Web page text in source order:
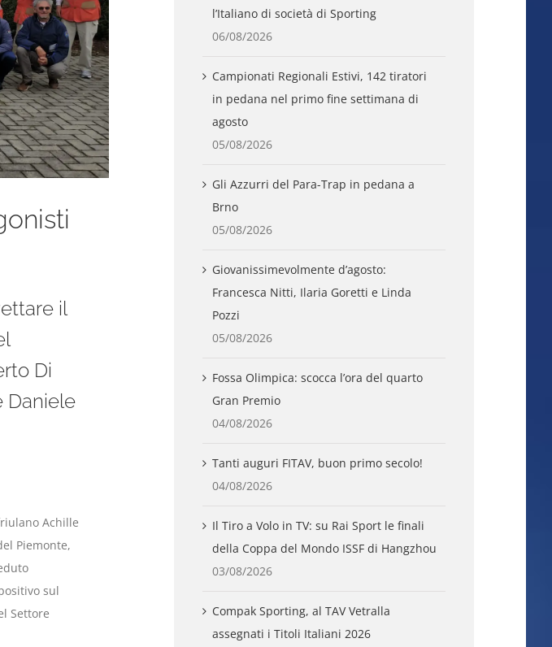
il
Di
Daniele
Achille
Piemonte,
sul
Settore
l’Italiano di società di Sporting
06/08/2026
Campionati Regionali Estivi, 142 tiratori
in pedana nel primo fine settimana di
agosto
05/08/2026
Gli Azzurri del Para-Trap in pedana a
Brno
05/08/2026
Giovanissimevolmente d’agosto:
Francesca Nitti, Ilaria Goretti e Linda
Pozzi
05/08/2026
Fossa Olimpica: scocca l’ora del quarto
Gran Premio
04/08/2026
Tanti auguri FITAV, buon primo secolo!
04/08/2026
Il Tiro a Volo in TV: su Rai Sport le finali
della Coppa del Mondo ISSF di Hangzhou
03/08/2026
Compak Sporting, al TAV Vetralla
assegnati i Titoli Italiani 2026